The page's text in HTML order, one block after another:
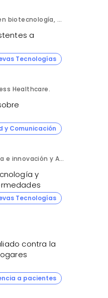
Luis Enrique Martínez Brito. Ingeniero en biotecnología, México.
a
Tecnologías
Healthcare.
y Comunicación
Silvia Blanco, Consultora de estrategia e innovación y Ana Leal, Consultora Senior de estrategia e innovación. ANIMA.
y
Tecnologías
contra la
a pacientes